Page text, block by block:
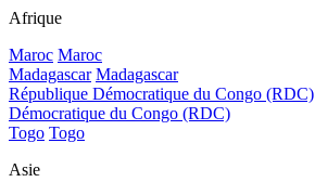
Afrique
Maroc Maroc
Madagascar Madagascar
République Démocratique du Congo (RDC)
Démocratique du Congo (RDC)
Togo Togo
Asie